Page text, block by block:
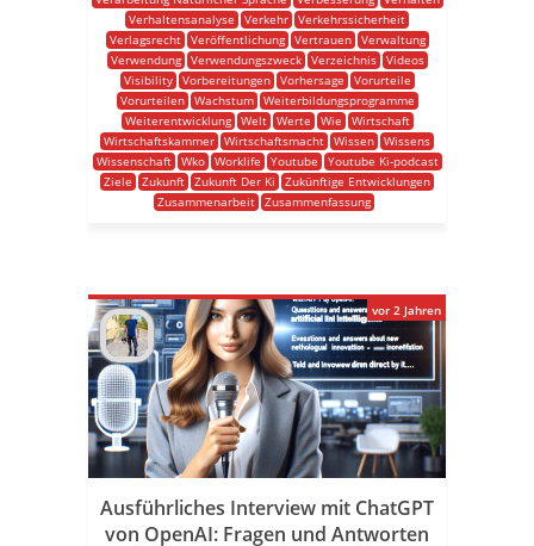
Verhaltensanalyse
Verkehr Verkehrssicherheit
Verlagsrecht
Veröffentlichung Vertrauen
Verwaltung
Verwendung
Verwendungszweck Verzeichnis
Videos
Visibility
Vorbereitungen Vorhersage
Vorurteile
Vorurteilen
Wachstum
Weiterbildungsprogramme
Weiterentwicklung
Welt Werte Wie
Wirtschaft
Wirtschaftskammer Wirtschaftsmacht Wissen Wissens
Wissenschaft
Wko Worklife Youtube
Youtube Ki-podcast
Ziele
Zukunft Zukunft Der Ki
Zukünftige Entwicklungen
Zusammenarbeit Zusammenfassung
Ausführliches Interview mit ChatGPT
von OpenAI: Fragen und Antworten
vor 2 Jahren